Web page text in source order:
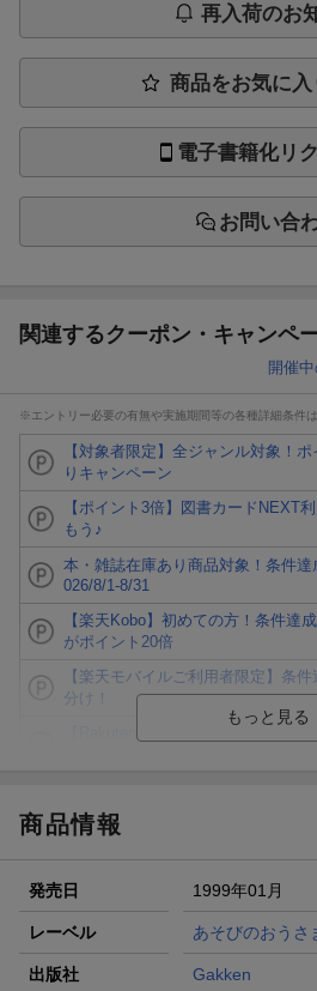
再入荷のお
商品をお気に入
電子書籍化リ
お問い合
関連するクーポン・キャンペ
開催
※エントリー必要の有無や実施期間等の各種詳細条件
【対象者限定】全ジャンル対象！
りキャンペーン
【ポイント3倍】図書カードNEXT
もう♪
本・雑誌在庫あり商品対象！条件
026/8/1-8/31
【楽天Kobo】初めての方！条件達
がポイント20倍
【楽天モバイルご利用者限定】条
分け！
が当たる！
楽天モバイル紹介キャンペーンの拡
進呈
条件達成で楽天限定・宝塚歌劇 宙
が当たる
商品情報
発売日 1999年01月
レーベル あそびのおうさ
出版社 Gakken